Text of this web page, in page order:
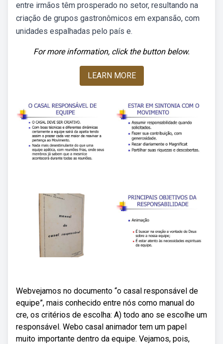
entre irmãos têm prosperado no setor, resultando na
criação de grupos gastronômicos em expansão, com
unidades espalhadas pelo país e.
For more information, click the button below.
LEARN MORE
Webvejamos no documento “o casal responsável de
equipe”, mais conhecido entre nós como manual do
cre, os critérios de escolha: A) todo ano se escolhe um
responsável. Webo casal animador tem um papel
muito importante dentro da equipe. Vejamos, pois,